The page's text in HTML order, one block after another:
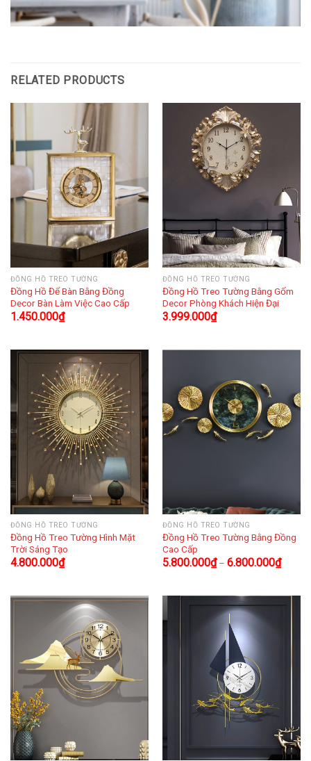
RELATED PRODUCTS
ĐỒNG HỒ TREO TƯỜNG
Đồng Hồ Để Bàn Bằng Đồng
Decor Bàn Làm Việc Cao Cấp
1.450.000₫
ĐỒNG HỒ TREO TƯỜNG
Đồng Hồ Treo Tường Bằng Gốm
Decor Phòng Khách Hiện Đại
3.999.000₫
ĐỒNG HỒ TREO TƯỜNG
Đồng Hồ Treo Tường Hình Mặt
Trời Sáng Tạo
4.800.000₫
ĐỒNG HỒ TREO TƯỜNG
Đồng Hồ Treo Tường Bằng Đồng
Cao Cấp
5.800.000₫– 6.800.000₫